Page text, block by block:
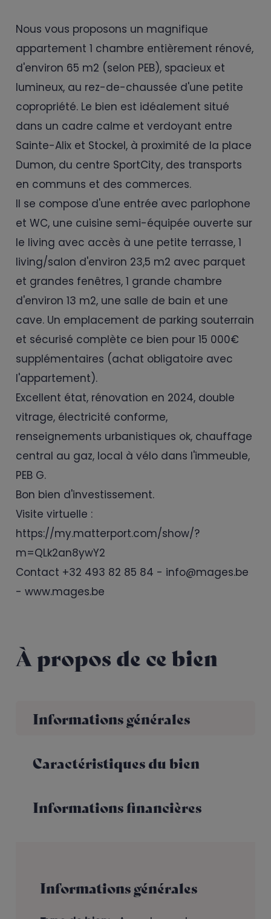
Nous vous proposons un magnifique
appartement 1 chambre entièrement rénové,
d'environ 65 m2 (selon PEB), spacieux et
lumineux, au rez-de-chaussée d'une petite
copropriété. Le bien est idéalement situé
dans un cadre calme et verdoyant entre
Sainte-Alix et Stockel, à proximité de la place
Dumon, du centre SportCity, des transports
en communs et des commerces.
Il se compose d'une entrée avec parlophone
et WC, une cuisine semi-équipée ouverte sur
le living avec accès à une petite terrasse, 1
living/salon d'environ 23,5 m2 avec parquet
et grandes fenêtres, 1 grande chambre
d'environ 13 m2, une salle de bain et une
cave. Un emplacement de parking souterrain
et sécurisé complète ce bien pour 15 000€
supplémentaires (achat obligatoire avec
l'appartement).
Excellent état, rénovation en 2024, double
vitrage, électricité conforme,
renseignements urbanistiques ok, chauffage
central au gaz, local à vélo dans l'immeuble,
PEB G.
Bon bien d'investissement.
Visite virtuelle :
https://my.matterport.com/show/?
m=QLk2an8ywY2
Contact +32 493 82 85 84 - info@mages.be
- www.mages.be
À propos de ce bien
Informations générales
Caractéristiques du bien
Informations financières
Informations générales